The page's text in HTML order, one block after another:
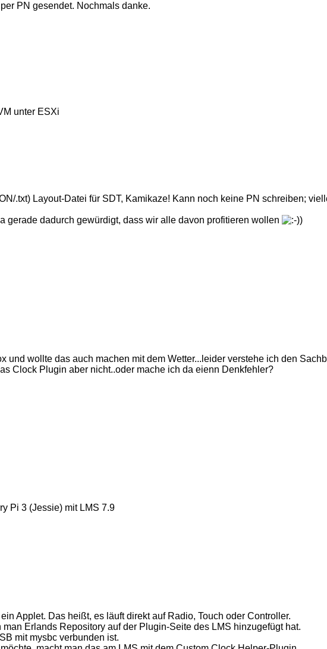
PN gesendet. Nochmals danke.
unter ESXi
.txt) Layout-Datei für SDT, Kamikaze! Kann noch keine PN schreiben;
gerade dadurch gewürdigt, dass wir alle davon profitieren wollen )
und wollte das auch machen mit dem Wetter...leider verstehe ich den
Clock Plugin aber nicht..oder mache ich da eienn Denkfehler?
Pi 3 (Jessie) mit LMS 7.9
Applet. Das heißt, es läuft direkt auf Radio, Touch oder Controller.
Erlands Repository auf der Plugin-Seite des LMS hinzugefügt hat.
mit mysbc verbunden ist.